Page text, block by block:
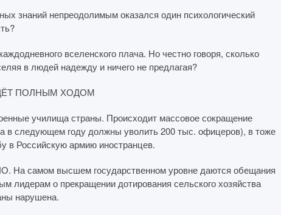
знаний непреодолимым оказался один психологический
вселенского плача. Но честно говоря, сколько
в людей надежду и ничего не предлагая?
ПОЛНЫМ ХОДОМ
училища страны. Происходит массовое сокращение
в следующем году должны уволить 200 тыс. офицеров), в тоже
в Российскую армию иностранцев.
высшем государственном уровне даются обещания
лидерам о прекращении дотирования сельского хозяйства
нарушена.